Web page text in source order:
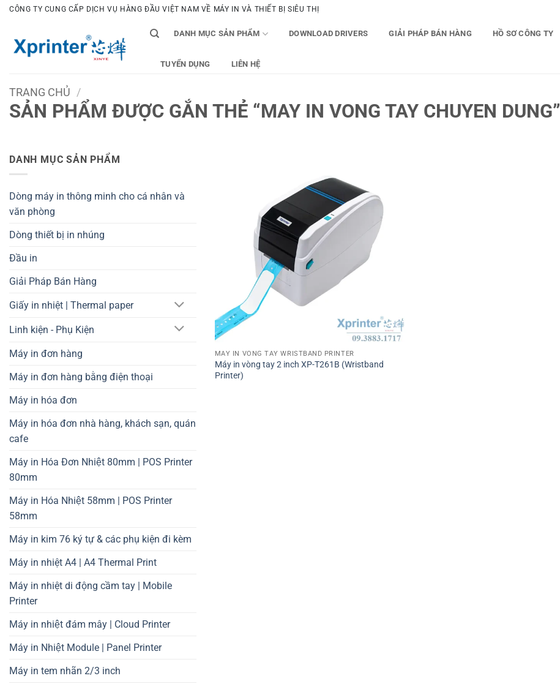
Bỏ
dung
CÔNG TY CUNG CẤP DỊCH VỤ HÀNG ĐẦU VIỆT NAM VỀ MÁY IN VÀ THIẾT BỊ SIÊU THỊ
DANH MỤC SẢN PHẨM DOWNLOAD DRIVERS GIẢI PHÁP BÁN HÀNG HỒ SƠ CÔNG TY
TUYỂN DỤNG LIÊN HỆ
TRANG CHỦ /
SẢN PHẨM ĐƯỢC GẮN THẺ “MAY IN VONG TAY CHUYEN DUNG”
DANH MỤC SẢN PHẨM
Dòng máy in thông minh cho cá nhân và
văn phòng
Dòng thiết bị in nhúng
Đầu in
Giải Pháp Bán Hàng
Giấy in nhiệt | Thermal paper
Linh kiện - Phụ Kiện
Máy in đơn hàng
Máy in đơn hàng bằng điện thoại
Máy in hóa đơn
Máy in hóa đơn nhà hàng, khách sạn, quán
cafe
Máy in Hóa Đơn Nhiệt 80mm | POS Printer
80mm
Máy in Hóa Nhiệt 58mm | POS Printer
58mm
Máy in kim 76 ký tự & các phụ kiện đi kèm
Máy in nhiệt A4 | A4 Thermal Print
Máy in nhiệt di động cầm tay | Mobile
Printer
Máy in nhiệt đám mây | Cloud Printer
Máy in Nhiệt Module | Panel Printer
Máy in tem nhãn 2/3 inch
MÁY IN VÒNG TAY WRISTBAND PRINTER
Máy in vòng tay 2 inch XP-T261B (Wristband
Printer)